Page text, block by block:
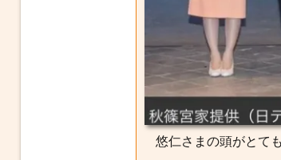
悠仁さまの頭がとて